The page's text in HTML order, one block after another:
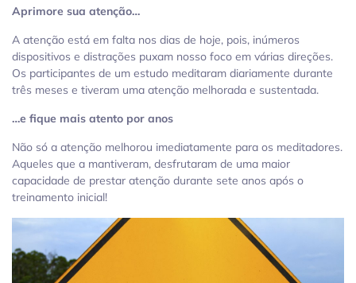
Aprimore sua atenção…
A atenção está em falta nos dias de hoje, pois, inúmeros
dispositivos e distrações puxam nosso foco em várias direções.
Os participantes de um estudo meditaram diariamente durante
três meses e tiveram uma atenção melhorada e sustentada.
…e fique mais atento por anos
Não só a atenção melhorou imediatamente para os meditadores.
Aqueles que a mantiveram, desfrutaram de uma maior
capacidade de prestar atenção durante sete anos após o
treinamento inicial!